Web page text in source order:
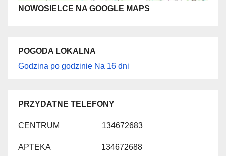
NOWOSIELCE NA GOOGLE MAPS
POGODA LOKALNA
Godzina po godzinie Na 16 dni
PRZYDATNE TELEFONY
CENTRUM 134672683
APTEKA 134672688